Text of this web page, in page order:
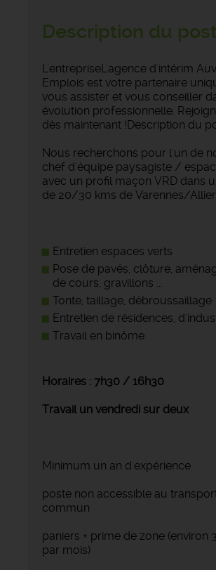
Description du
L'entrepriseL'agence d'intérim
Emplois est votre partenaire
vous assister et vous conseiller
évolution professionnelle.
dès maintenant !Description du
Nous recherchons pour l'un de
chef d'équipe paysagiste /
avec un profil maçon VRD dans
de 20/30 kms de Varennes/Allier.
Entretien espaces verts
Pose de pavés, clôture,
de cours, gravillons ...
Tonte, taillage, débroussaillage
Entretien de résidences,
Travail en binôme
Horaires : 7h30 / 16h30
Travail un vendredi sur deux
Minimum un an d'expérience
poste non accessible au
commun
paniers + prime de zone
par mois)